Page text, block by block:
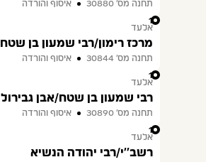
תחנה מס׳ 30880 איסוף והורדה
12
אלעד
מרכז רימון/רבי שמעון בן שטח
תחנה מס׳ 30844 איסוף והורדה
13
אלעד
רבי שמעון בן שטח/אבן גבירול
תחנה מס׳ 30890 איסוף והורדה
14
אלעד
רשב''י/רבי יהודה הנשיא